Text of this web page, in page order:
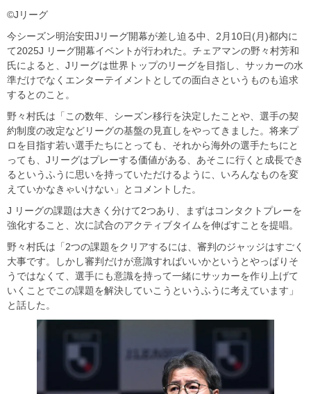
©Jリーグ
今シーズン明治安田Jリーグ開幕が差し迫る中、2月10日(月)都内に
て2025J リーグ開幕イベントが行われた。チェアマンの野々村芳和
氏によると、Jリーグは世界トップのリーグを目指し、サッカーの水
準だけでなくエンターテイメントとしての面白さというものも追求
するとのこと。
野々村氏は「この数年、シーズン移行を決定したことや、選手の契
約制度の改定などリーグの基盤の見直しをやってきました。将来プ
ロを目指す若い選手たちにとっても、それから海外の選手たちにと
っても、Jリーグはプレーする価値がある、あそこに行くと成長でき
るというふうに思いを持っていただけるように、いろんなものを変
えていかなきゃいけない」とコメントした。
J リーグの課題は大きく分けて2つあり、まずはコンタクトプレーを
強化すること、次に試合のアクティブタイムを伸ばすことを提唱。
野々村氏は「2つの課題をクリアするには、審判のジャッジはすごく
大事です。しかし審判だけが意識すればいいかというとやっぱりそ
うではなくて、選手にも意識を持って一緒にサッカーを作り上げて
いくことでこの課題を解決していこうというふうに考えています」
と話した。